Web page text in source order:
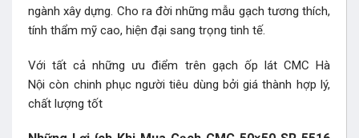
ngành xây dựng. Cho ra đời những mẫu gạch tương thích,
tính thẩm mỹ cao, hiện đại sang trọng tinh tế.
Với tất cả những ưu điểm trên gạch ốp lát CMC Hà
Nội còn chinh phục người tiêu dùng bởi giá thành hợp lý,
chất lượng tốt